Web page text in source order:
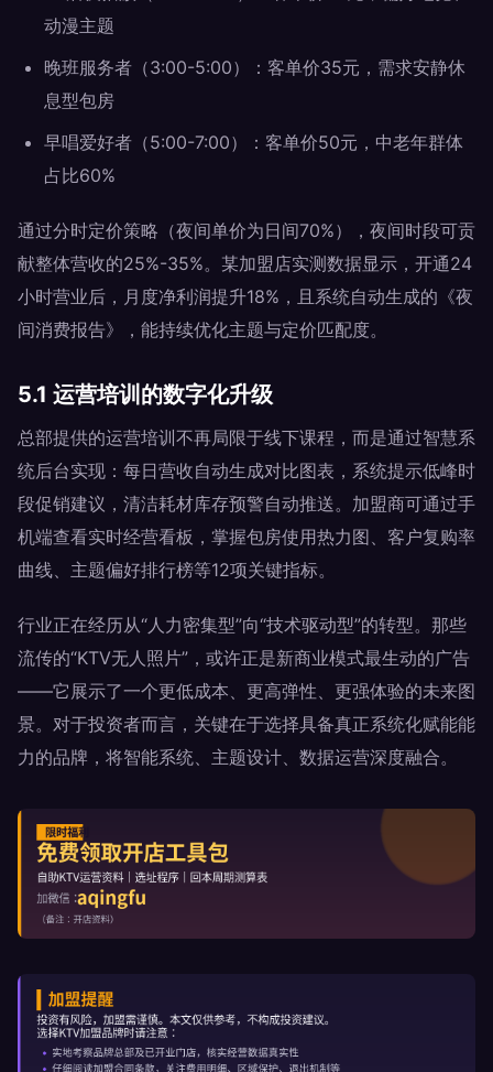
动漫主题
晚班服务者（3:00-5:00）：客单价35元，需求安静休
息型包房
早唱爱好者（5:00-7:00）：客单价50元，中老年群体
占比60%
通过分时定价策略（夜间单价为日间70%），夜间时段可贡
献整体营收的25%-35%。某加盟店实测数据显示，开通24
小时营业后，月度净利润提升18%，且系统自动生成的《夜
间消费报告》，能持续优化主题与定价匹配度。
5.1 运营培训的数字化升级
总部提供的运营培训不再局限于线下课程，而是通过智慧系
统后台实现：每日营收自动生成对比图表，系统提示低峰时
段促销建议，清洁耗材库存预警自动推送。加盟商可通过手
机端查看实时经营看板，掌握包房使用热力图、客户复购率
曲线、主题偏好排行榜等12项关键指标。
行业正在经历从“人力密集型”向“技术驱动型”的转型。那些
流传的“KTV无人照片”，或许正是新商业模式最生动的广告
——它展示了一个更低成本、更高弹性、更强体验的未来图
景。对于投资者而言，关键在于选择具备真正系统化赋能能
力的品牌，将智能系统、主题设计、数据运营深度融合。